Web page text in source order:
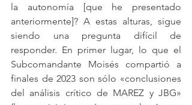
la autonomía [que he presentado
anteriormente]? A estas alturas, sigue
siendo una pregunta difícil de
responder. En primer lugar, lo que el
Subcomandante Moisés compartió a
finales de 2023 son sólo «conclusiones
del análisis crítico de MAREZ y JBG»